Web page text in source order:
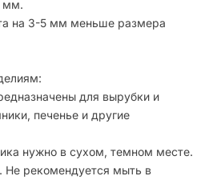
мм.
на 3-5 мм меньше размера
для вырубки и
печенье и другие
нужно в сухом, темном месте.
Не рекомендуется мыть в